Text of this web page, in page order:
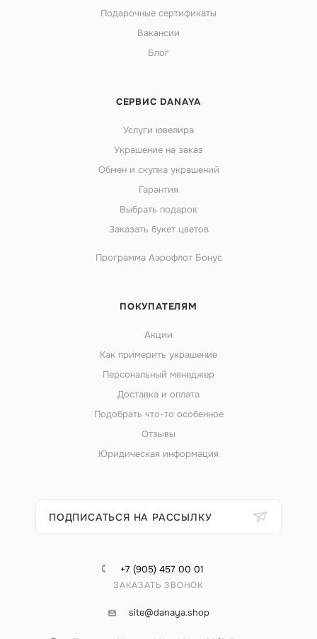
Подарочные сертификаты
Вакансии
Блог
СЕРВИС DANAYA
Услуги ювелира
Украшение на заказ
Обмен и скупка украшений
Гарантия
Выбрать подарок
Заказать букет цветов
Программа Аэрофлот Бонус
ПОКУПАТЕЛЯМ
Акции
Как примерить украшение
Персональный менеджер
Доставка и оплата
Подобрать что-то особенное
Отзывы
Юридическая информация
ПОДПИСАТЬСЯ НА РАССЫЛКУ
+7 (905) 457 00 01
ЗАКАЗАТЬ ЗВОНОК
site@danaya.shop